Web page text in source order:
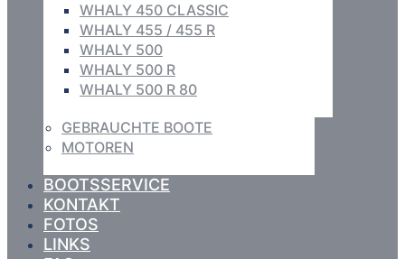
WHALY 450 CLASSIC
WHALY 455 / 455 R
WHALY 500
WHALY 500 R
WHALY 500 R 80
GEBRAUCHTE BOOTE
MOTOREN
BOOTSSERVICE
KONTAKT
FOTOS
LINKS